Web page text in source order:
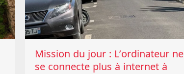
Mission du jour : L’ordinateur ne
se connecte plus à internet à